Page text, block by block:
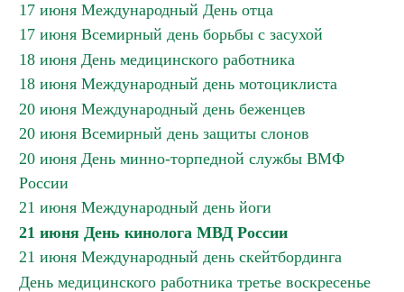
17 июня Международный День отца
17 июня Всемирный день борьбы с засухой
18 июня День медицинского работника
18 июня Международный день мотоциклиста
20 июня Международный день беженцев
20 июня Всемирный день защиты слонов
20 июня День минно-торпедной службы ВМФ
России
21 июня Международный день йоги
21 июня День кинолога МВД России
21 июня Международный день скейтбординга
День медицинского работника третье воскресенье